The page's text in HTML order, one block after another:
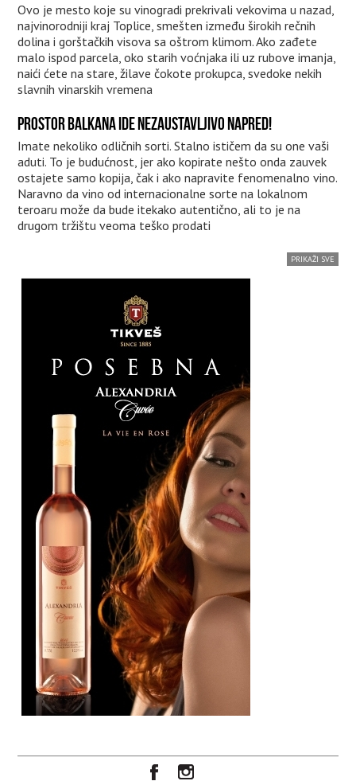
Ovo je mesto koje su vinogradi prekrivali vekovima u nazad,
najvinorodniji kraj Toplice, smešten između širokih rečnih
dolina i gorštačkih visova sa oštrom klimom. Ako zađete
malo ispod parcela, oko starih voćnjaka ili uz rubove imanja,
naići ćete na stare, žilave čokote prokupca, svedoke nekih
slavnih vinarskih vremena
PROSTOR BALKANA IDE NEZAUSTAVLJIVO NAPRED!
Imate nekoliko odličnih sorti. Stalno ističem da su one vaši
aduti. To je budućnost, jer ako kopirate nešto onda zauvek
ostajete samo kopija, čak i ako napravite fenomenalno vino.
Naravno da vino od internacionalne sorte na lokalnom
teroaru može da bude itekako autentično, ali to je na
drugom tržištu veoma teško prodati
PRIKAŽI SVE